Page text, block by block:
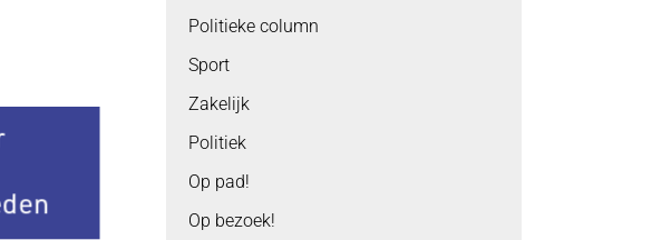
Politieke column
Sport
Zakelijk
Politiek
Op pad!
Op bezoek!